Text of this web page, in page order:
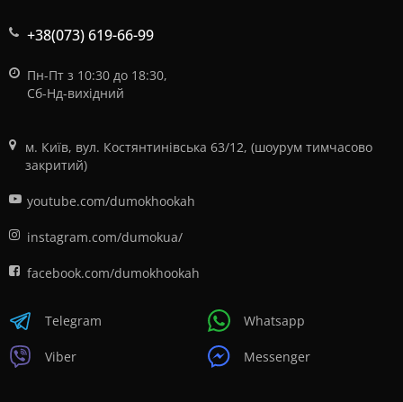
+38(073) 619-66-99
Пн-Пт з 10:30 до 18:30,
Сб-Нд-вихідний
м. Київ, вул. Костянтинівська 63/12, (шоурум тимчасово
закритий)
youtube.com/dumokhookah
instagram.com/dumokua/
facebook.com/dumokhookah
Telegram
Viber
Whatsapp
Messenger